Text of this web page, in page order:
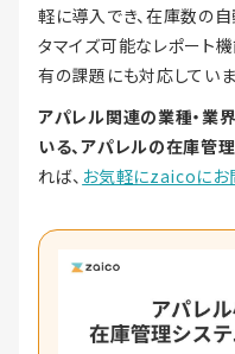
軽に導入でき、在庫数の
タマイズ可能なレポート
有の課題にも対応していま
アパレル関連の業種・業
いる、アパレルの在庫管
れば、 お気軽にzaicoにお